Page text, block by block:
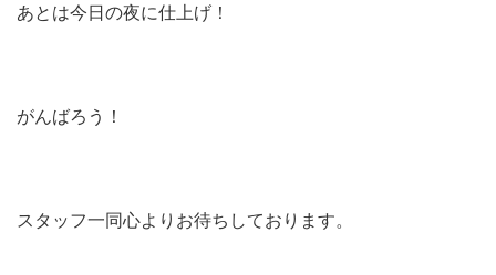
あとは今日の夜に仕上げ！
がんばろう！
スタッフ一同心よりお待ちしております。